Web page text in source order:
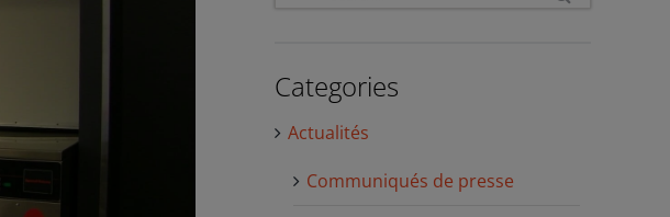
Categories
Actualités
Communiqués de presse